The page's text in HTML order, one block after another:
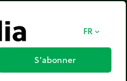
FR expand_more
S’abonner